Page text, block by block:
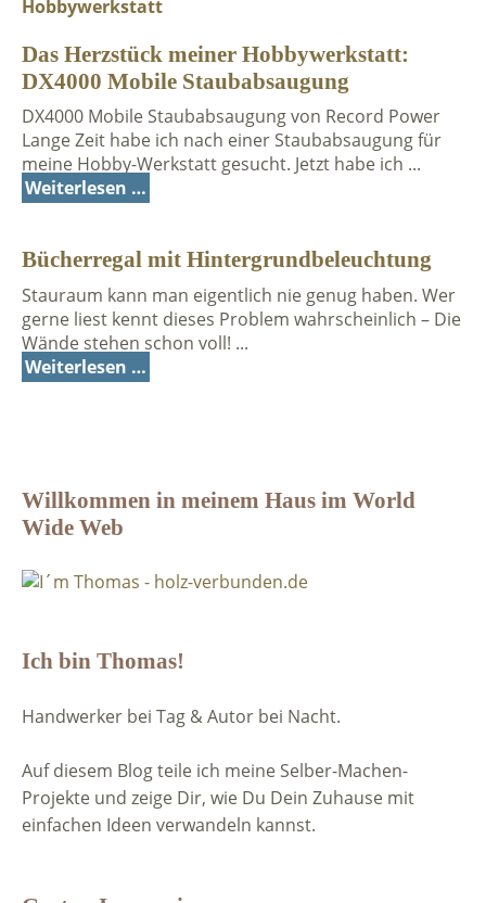
Das Herzstück meiner Hobbywerkstatt:
DX4000 Mobile Staubabsaugung
DX4000 Mobile Staubabsaugung von Record Power
Lange Zeit habe ich nach einer Staubabsaugung für
meine Hobby-Werkstatt gesucht. Jetzt habe ich ...
Weiterlesen …
Bücherregal mit Hintergrundbeleuchtung
Stauraum kann man eigentlich nie genug haben. Wer
gerne liest kennt dieses Problem wahrscheinlich – Die
Wände stehen schon voll! ...
Weiterlesen …
Willkommen in meinem Haus im World
Wide Web
Ich bin Thomas!
Handwerker bei Tag & Autor bei Nacht.
Auf diesem Blog teile ich meine Selber-Machen-
Projekte und zeige Dir, wie Du Dein Zuhause mit
einfachen Ideen verwandeln kannst.